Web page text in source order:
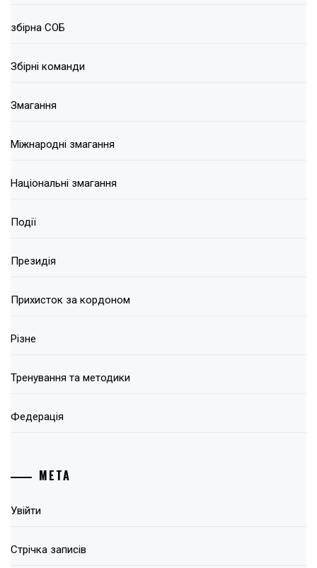
збірна СОБ
Збірні команди
Змагання
Міжнародні змагання
Національні змагання
Події
Президія
Прихисток за кордоном
Різне
Тренування та методики
Федерація
МЕТА
Увійти
Стрічка записів